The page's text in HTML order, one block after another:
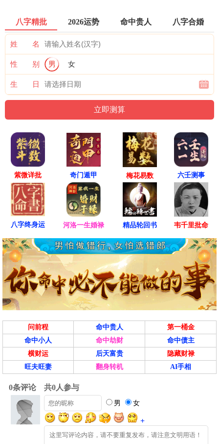
八字精批 2026运势 命中贵人 八字合婚
姓 名
性 别 男 女
生 日
紫微详批 奇门遁甲 梅花易数 六壬测事
八字终身运 河洛一生婚禄 精品轮回书 韦千里批命
问前程 命中贵人
第一桶金
命中小人
命中劫财
命中债主
横财运
后天富贵
隐藏财禄
旺夫旺妻
翻身转机 AI手相